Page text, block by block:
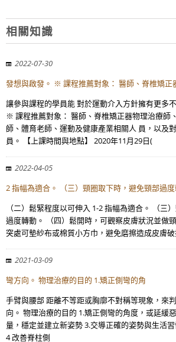
相關知識
2022-07-30
發想與啟發。 ※ 課程推薦對象： 醫師、脊椎矯正
讓參與課程的學員能 對於運動介入方針擁有更多
※ 課程推薦對象： 醫師、脊椎矯正器物理治療師
師、體育老師、運動及健康產業相關人 員，以及
員。 【上課時間與地點】 2020年11月29日(
2022-04-05
2 指幅為適合。 （三）頸圈取下時，避免頸部過
（二）鬆緊程度以可伸入 1-2 指幅為適合。 （三
過度轉動。 （四）鬆開時，可觀察皮膚狀況並做
突處可墊紗布或棉質小方巾，避免磨擦造成皮膚破
2021-03-09
彎方向。 物理治療的目的 1.矯正側彎的角
手臂與腰部 距離不等距或胸廓不對稱等現象，來
向。 物理治療的目的 1.矯正側彎的角度，或延緩
量，穩定並建立新姿勢 3.交導正確的姿勢與生活
4 改善脊柱側